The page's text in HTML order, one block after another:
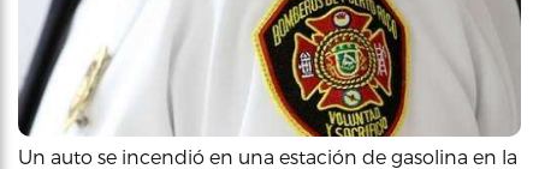
Un auto se incendió en una estación de gasolina en la